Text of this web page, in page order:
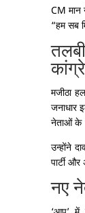
CM मान
“हम सब
मजीठा
जनाधार
नेताओं के
उन्होंने
पार्टी
नए